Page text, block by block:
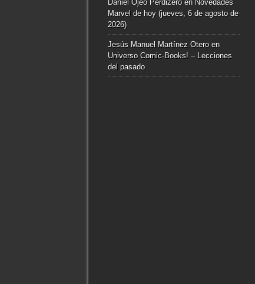
Daniel Ojeo Perdizeroen Novedades
Marvel de hoy (jueves, 6 de agosto de
2026)
Jesús Manuel Martínez Oteroen
Universo Comic-Books! – Lecciones
del pasado